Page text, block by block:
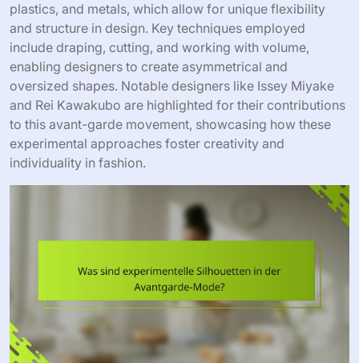
plastics, and metals, which allow for unique flexibility
and structure in design. Key techniques employed
include draping, cutting, and working with volume,
enabling designers to create asymmetrical and
oversized shapes. Notable designers like Issey Miyake
and Rei Kawakubo are highlighted for their contributions
to this avant-garde movement, showcasing how these
experimental approaches foster creativity and
individuality in fashion.